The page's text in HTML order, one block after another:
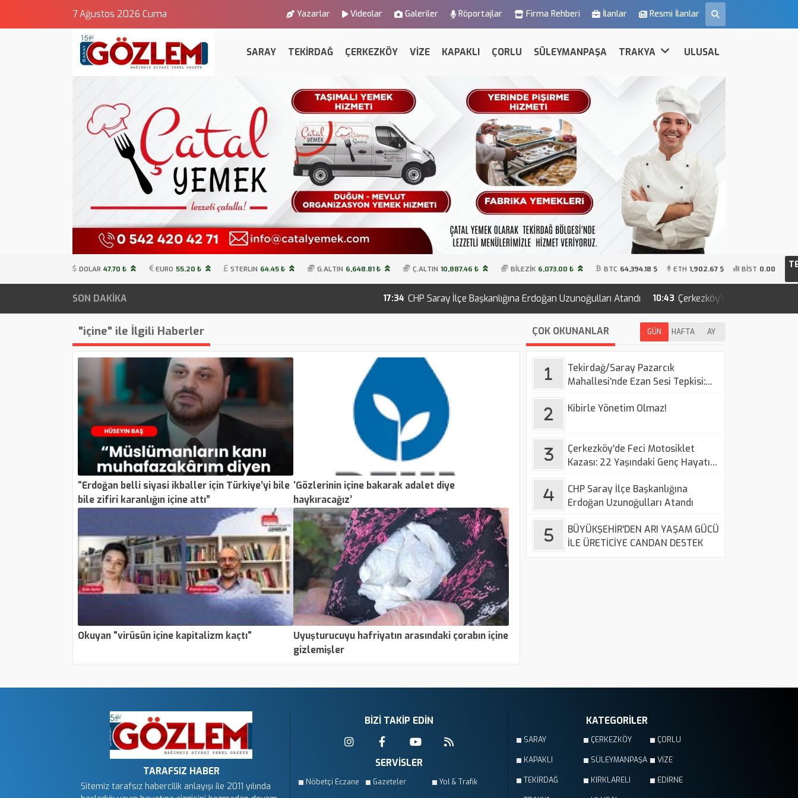
7 Ağustos 2026 Cuma Yazarlar Videolar Galeriler Röportajlar Firma Rehberi İlanlar Resmi İlanlar
SARAY TEKİRDAĞ ÇERKEZKÖY VİZE KAPAKLI ÇORLU SÜLEYMANPAŞA TRAKYA ULUSAL
DOLAR 47.70 ₺ EURO 55.20 ₺ STERLIN 64.45 ₺ G.ALTIN 6,648.81 ₺ Ç.ALTIN 10,887.46 ₺ BİLEZİK 6,073.00 ₺ BTC 64,394.18 $ ETH 1,902.67 $ BİST 0.00
SON DAKİKA CHP Saray İlçe Başkanlığına Erdoğan Uzunoğulları Atandı 10:43 Çerkezköy'de Feci Motosiklet Kazası: 22
"içine" ile İlgili Haberler
“Erdoğan belli siyasi ikballer için Türkiye’yi bile
bile zifiri karanlığın içine attı”
‘Gözlerinin içine bakarak adalet diye
haykıracağız’
Okuyan "virüsün içine kapitalizm kaçtı"
Uyuşturucuyu hafriyatın arasındaki çorabın içine
gizlemişler
ÇOK OKUNANLAR GÜN HAFTA AY
Tekirdağ/Saray Pazarcık
Mahallesi'nde Ezan Sesi Tepkisi:
Talep Ediyor
Kibirle Yönetim Olmaz!
Çerkezköy'de Feci Motosiklet
Kazası: 22 Yaşındaki Genç Hayatını
CHP Saray İlçe Başkanlığına
Erdoğan Uzunoğulları Atandı
BÜYÜKŞEHİR'DEN ARI YAŞAM GÜCÜ
İLE ÜRETİCİYE CANDAN DESTEK
TARAFSIZ HABER
Sitemiz tarafsız habercilik anlayışı ile 2011 yılında
BİZİ TAKİP EDİN
SERVİSLER
Nöbetçi Eczane Gazeteler Yol & Trafik
KATEGORİLER
SARAY ÇERKEZKÖY ÇORLU
KAPAKLI SÜLEYMANPAŞA VİZE
TEKİRDAĞ KIRKLARELİ EDİRNE